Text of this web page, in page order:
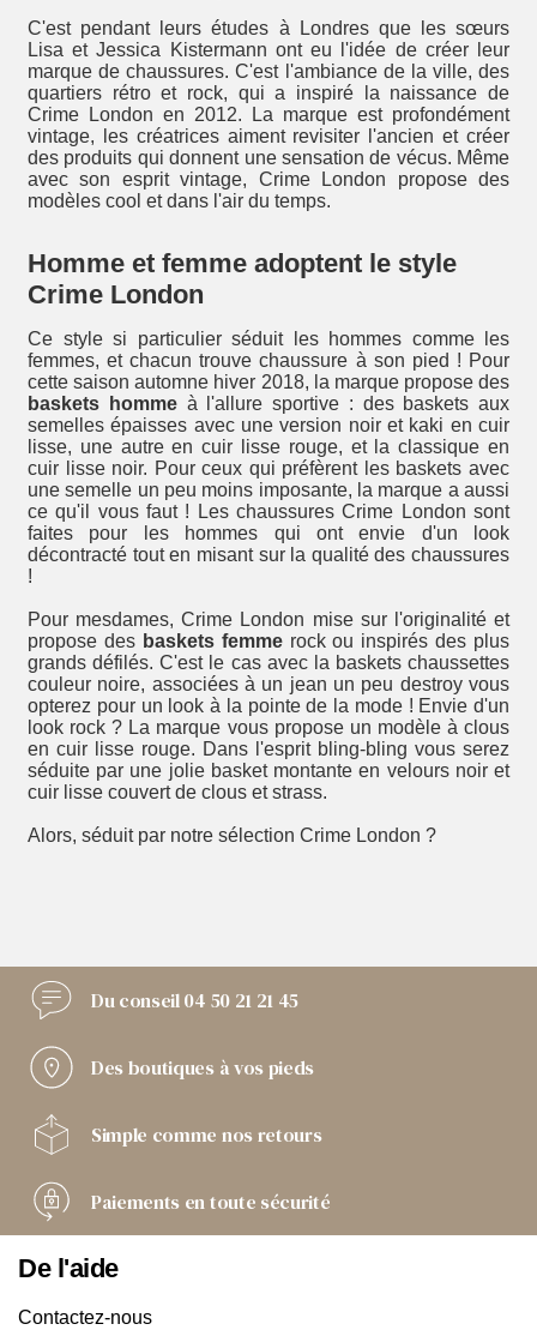
C'est pendant leurs études à Londres que les sœurs
Lisa et Jessica Kistermann ont eu l'idée de créer leur
marque de chaussures. C'est l'ambiance de la ville, des
quartiers rétro et rock, qui a inspiré la naissance de
Crime London en 2012. La marque est profondément
vintage, les créatrices aiment revisiter l'ancien et créer
des produits qui donnent une sensation de vécus. Même
avec son esprit vintage, Crime London propose des
modèles cool et dans l'air du temps.
Homme et femme adoptent le style
Crime London
Ce style si particulier séduit les hommes comme les
femmes, et chacun trouve chaussure à son pied ! Pour
cette saison automne hiver 2018, la marque propose des
baskets hommeà l'allure sportive : des baskets aux
semelles épaisses avec une version noir et kaki en cuir
lisse, une autre en cuir lisse rouge, et la classique en
cuir lisse noir. Pour ceux qui préfèrent les baskets avec
une semelle un peu moins imposante, la marque a aussi
ce qu'il vous faut ! Les chaussures Crime London sont
faites pour les hommes qui ont envie d'un look
décontracté tout en misant sur la qualité des chaussures
!
Pour mesdames, Crime London mise sur l'originalité et
propose des baskets femmerock ou inspirés des plus
grands défilés. C'est le cas avec la baskets chaussettes
couleur noire, associées à un jean un peu destroy vous
opterez pour un look à la pointe de la mode ! Envie d'un
look rock ? La marque vous propose un modèle à clous
en cuir lisse rouge. Dans l'esprit bling-bling vous serez
séduite par une jolie basket montante en velours noir et
cuir lisse couvert de clous et strass.
Alors, séduit par notre sélection Crime London ?
Du conseil04 50 21 21 45
Des boutiques à vos pieds
Simple comme nos retours
Paiements en toute sécurité
De l'aide
Contactez-nous